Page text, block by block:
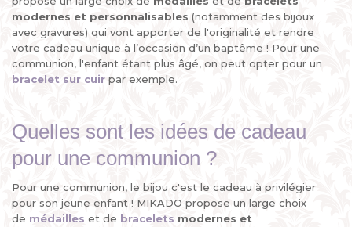
modernes et personnalisables (notamment des bijoux
avec gravures) qui vont apporter de l'originalité et rendre
votre cadeau unique à l’occasion d’un baptême ! Pour une
communion, l'enfant étant plus âgé, on peut opter pour un
bracelet sur cuir par exemple.
Quelles sont les idées de cadeau
pour une communion ?
Pour une communion, le bijou c'est le cadeau à privilégier
pour son jeune enfant ! MIKADO propose un large choix
de médailles et de bracelets modernes et